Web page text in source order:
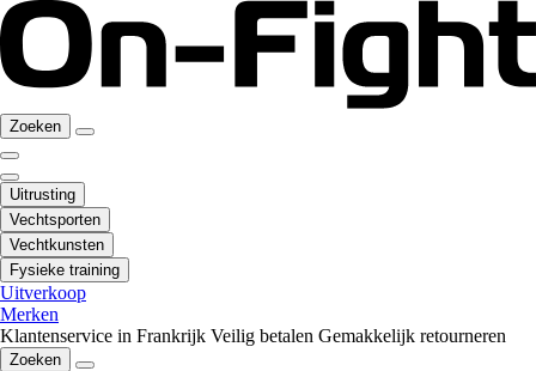
Zoeken
Uitrusting
Vechtsporten
Vechtkunsten
Fysieke training
Uitverkoop
Merken
Klantenservice in Frankrijk Veilig betalen Gemakkelijk retourneren
Zoeken